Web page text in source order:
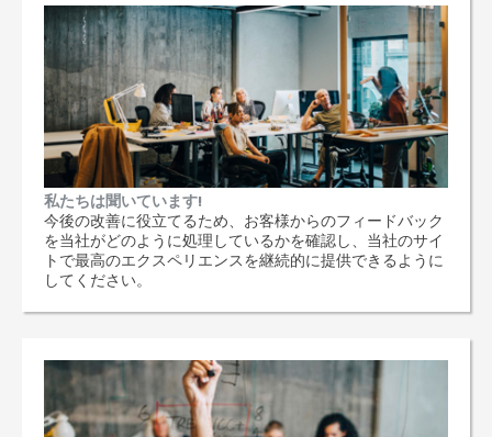
私たちは聞いています!
今後の改善に役立てるため、お客様からのフィードバック
を当社がどのように処理しているかを確認し、当社のサイ
トで最高のエクスペリエンスを継続的に提供できるように
してください。